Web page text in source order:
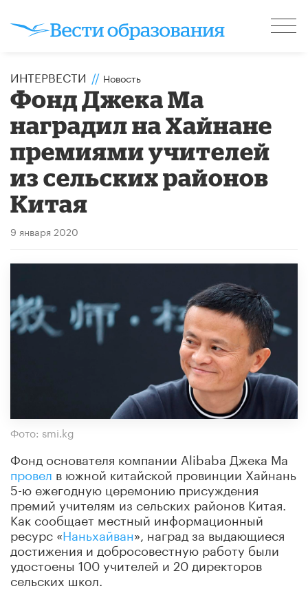
ИНТЕРВЕСТИ // Новость
Фонд Джека Ма
наградил на Хайнане
премиями учителей
из сельских районов
Китая
9 января 2020
Фото: smi.kg
Фонд основателя компании Alibaba Джека Ма
провел в южной китайской провинции Хайнань
5-ю ежегодную церемонию присуждения
премий учителям из сельских районов Китая.
Как сообщает местный информационный
ресурс «Наньхайван», наград за выдающиеся
достижения и добросовестную работу были
удостоены 100 учителей и 20 директоров
сельских школ.